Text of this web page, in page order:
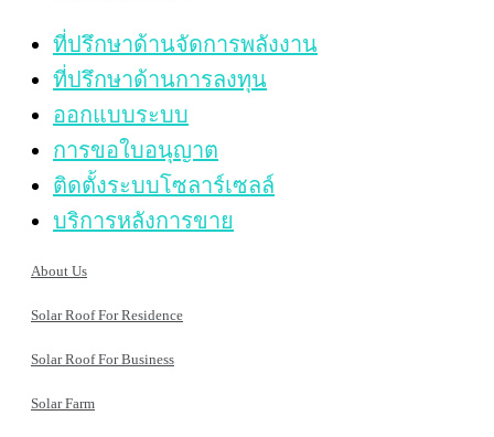
ที่ปรึกษาด้านจัดการพลังงาน
ที่ปรึกษาด้านการลงทุน
ออกแบบระบบ
การขอใบอนุญาต
ติดตั้งระบบโซลาร์เซลล์
บริการหลังการขาย
About Us
Solar Roof For Residence
Solar Roof For Business
Solar Farm